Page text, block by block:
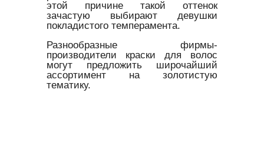
этой причине такой оттенок
зачастую выбирают девушки
покладистого темперамента.
Разнообразные фирмы-
производители краски для волос
могут предложить широчайший
ассортимент на золотистую
тематику.